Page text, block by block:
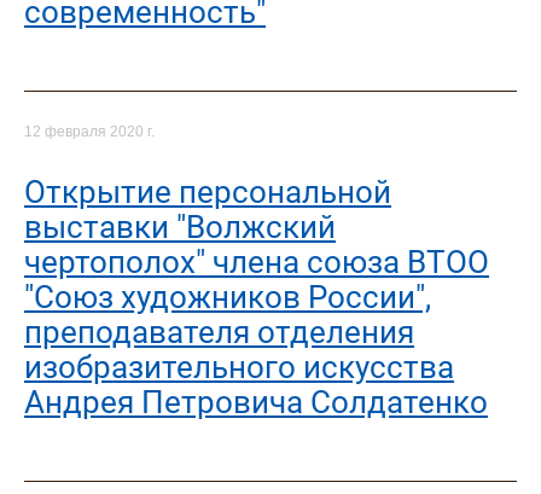
современность"
12 февраля 2020 г.
Открытие персональной
выставки "Волжский
чертополох" члена союза ВТОО
"Союз художников России",
преподавателя отделения
изобразительного искусства
Андрея Петровича Солдатенко